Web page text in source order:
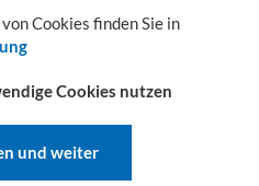
724 X
1350 MM
Cookies finden Sie in
Cookies nutzen
und weiter